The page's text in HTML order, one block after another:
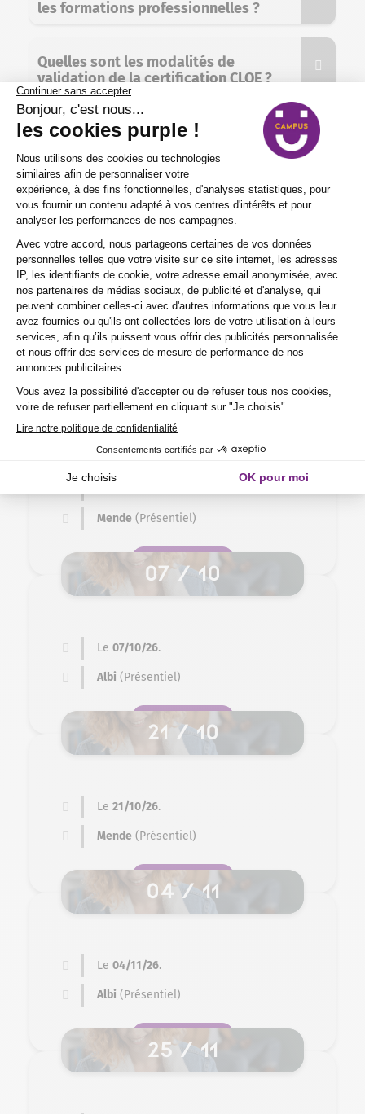
les formations professionnelles ?
Quelles sont les modalités de
validation de la certification CLOE ?
TÉLÉCHARGER LA FICHE
Découvrez nos prochaines sessions pour
suivre cette formation
15 / 09
Le 15/09/26
Albi (Présentiel)
SE PRÉ-INSCRIRE
16 / 09
Mende (Présentiel)
07 / 10
Le 07/10/26.
Albi (Présentiel)
21 / 10
Le 21/10/26.
Mende (Présentiel)
04 / 11
Le 04/11/26.
Albi (Présentiel)
25 / 11